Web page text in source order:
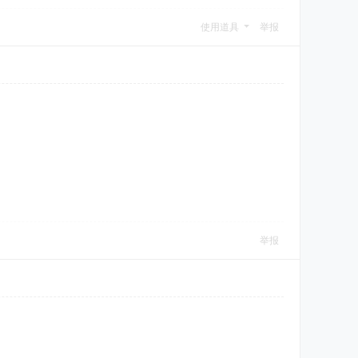
使用道具 举报
举报